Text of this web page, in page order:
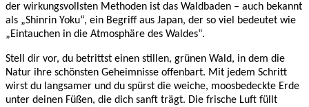
der wirkungsvollsten Methoden ist das Waldbaden – auch bekannt
als „Shinrin Yoku“, ein Begriff aus Japan, der so viel bedeutet wie
„Eintauchen in die Atmosphäre des Waldes“.
Stell dir vor, du betrittst einen stillen, grünen Wald, in dem die
Natur ihre schönsten Geheimnisse offenbart. Mit jedem Schritt
wirst du langsamer und du spürst die weiche, moosbedeckte Erde
unter deinen Füßen, die dich sanft trägt. Die frische Luft füllt